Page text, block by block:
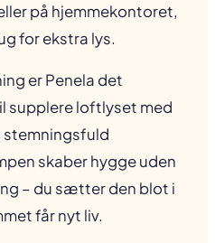
på hjemmekontoret,
for ekstra lys.
er Penela det
supplere loftlyset med
stemningsfuld
skaber hygge uden
– du sætter den blot i
får nyt liv.